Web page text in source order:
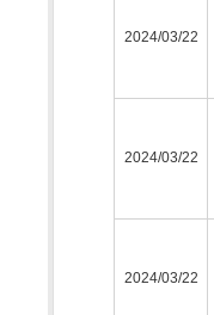
2024/03/22
2024/03/22
2024/03/22